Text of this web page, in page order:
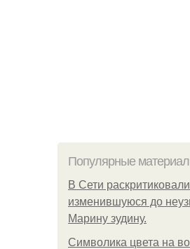
Популярные
В Сети раскритиковали
изменившуюся до
Марину зудину.
Символика цвета на